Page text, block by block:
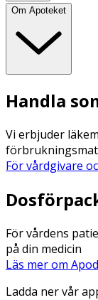
Om Apoteket
Handla
Vi erbjuder
För vårdgivare
För vårdens
på din medicin
Läs mer om
Ladda ner vår